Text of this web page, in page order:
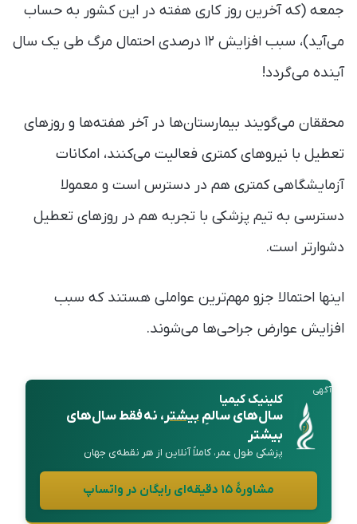
جمعه (که آخرین روز کاری هفته در این کشور به حساب
می‌آید)، سبب افزایش ۱۲ درصدی احتمال مرگ طی یک سال
آینده می‌گردد!
محققان می‌گویند بیمارستا‌ن‌ها در آخر هفته‌ها و روزهای
تعطیل با نیروهای کمتری فعالیت می‌کنند، امکانات
آزمایشگاهی کمتری هم در دسترس است و معمولا
دسترسی به تیم پزشکی با تجربه هم در روزهای تعطیل
دشوارتر است.
اینها احتمالا جزو مهم‌ترین عواملی هستند که سبب
افزایش عوارض جراحی‌ها می‌شوند.
آگهی
کلینیک کیمیا
سال‌های سالمِبیشتر، نه فقط سال‌های
بیشتر
پزشکی طول عمر، کاملاً آنلاین از هر نقطه‌ی جهان
مشاورهٔ ۱۵ دقیقه‌ای رایگان در واتساپ